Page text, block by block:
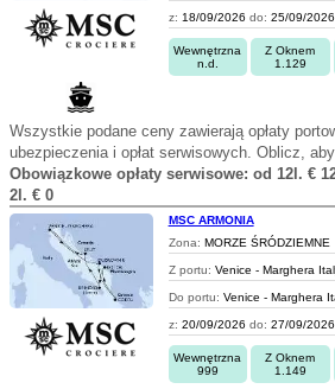
z: 18/09/2026 do: 25/09/2026
Wewnętrzna
n.d.
Z Oknem
1.129
Wszystkie podane ceny zawierają opłaty
ubezpieczenia i opłat serwisowych. Oblicz,
Obowiązkowe opłaty serwisowe: od 12l. €
2l. € 0
MSC ARMONIA
Zona: MORZE ŚRÓDZIEMNE
Z portu: Venice - Marghera
Do portu: Venice - Marghera
z: 20/09/2026 do: 27/09/2026
Wewnętrzna
999
Z Oknem
1.149